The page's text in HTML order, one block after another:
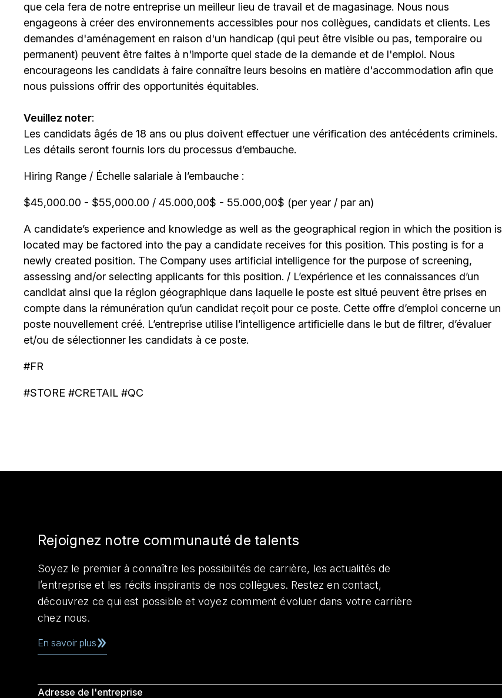
que cela fera de notre entreprise un meilleur lieu de travail et de magasinage. Nous nous
engageons à créer des environnements accessibles pour nos collègues, candidats et clients. Les
demandes d'aménagement en raison d'un handicap (qui peut être visible ou pas, temporaire ou
permanent) peuvent être faites à n'importe quel stade de la demande et de l'emploi. Nous
encourageons les candidats à faire connaître leurs besoins en matière d'accommodation afin que
nous puissions offrir des opportunités équitables.
Veuillez noter:
Les candidats âgés de 18 ans ou plus doivent effectuer une vérification des antécédents criminels.
Les détails seront fournis lors du processus d’embauche.
Hiring Range / Échelle salariale à l’embauche :
$45,000.00 - $55,000.00 / 45.000,00$ - 55.000,00$ (per year / par an)
A candidate’s experience and knowledge as well as the geographical region in which the position is
located may be factored into the pay a candidate receives for this position. This posting is for a
newly created position. The Company uses artificial intelligence for the purpose of screening,
assessing and/or selecting applicants for this position. / L’expérience et les connaissances d’un
candidat ainsi que la région géographique dans laquelle le poste est situé peuvent être prises en
compte dans la rémunération qu’un candidat reçoit pour ce poste. Cette offre d’emploi concerne un
poste nouvellement créé. L’entreprise utilise l’intelligence artificielle dans le but de filtrer, d’évaluer
et/ou de sélectionner les candidats à ce poste.
#FR
#STORE #CRETAIL #QC
Rejoignez notre communauté de talents
Soyez le premier à connaître les possibilités de carrière, les actualités de
l’entreprise et les récits inspirants de nos collègues. Restez en contact,
découvrez ce qui est possible et voyez comment évoluer dans votre carrière
chez nous.
En savoir plus
Adresse de l'entreprise